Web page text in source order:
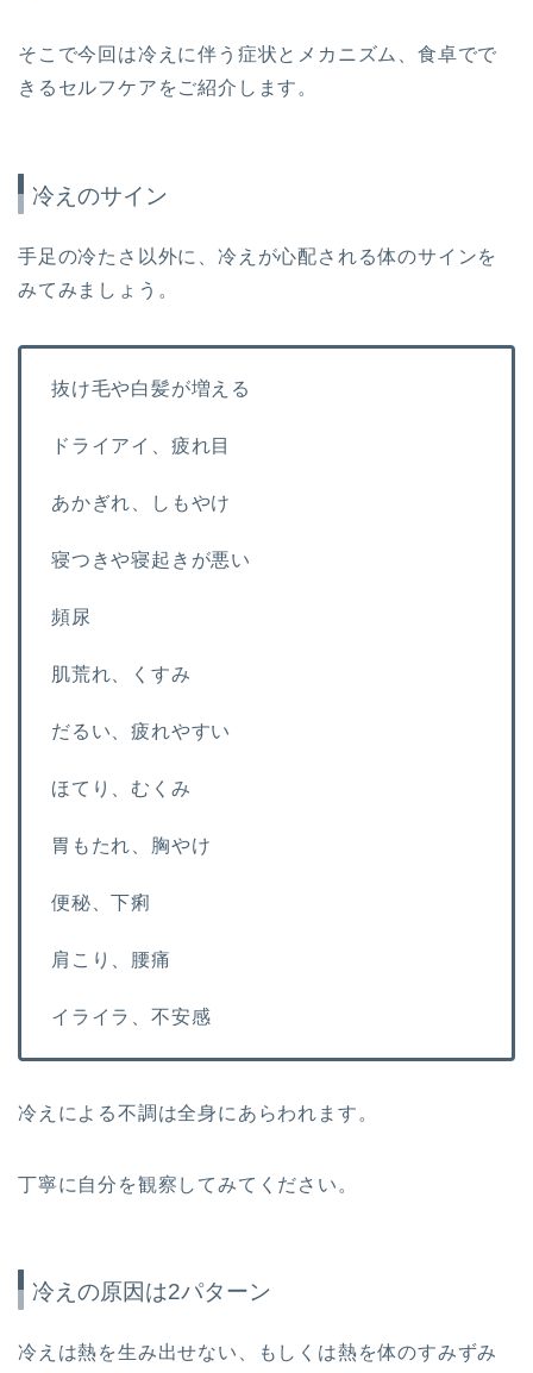
そこで今回は冷えに伴う症状とメカニズム、食卓でで
きるセルフケアをご紹介します。
冷えのサイン
手足の冷たさ以外に、冷えが心配される体のサインを
みてみましょう。
抜け毛や白髪が増える
ドライアイ、疲れ目
あかぎれ、しもやけ
寝つきや寝起きが悪い
頻尿
肌荒れ、くすみ
だるい、疲れやすい
ほてり、むくみ
胃もたれ、胸やけ
便秘、下痢
肩こり、腰痛
イライラ、不安感
冷えによる不調は全身にあらわれます。
丁寧に自分を観察してみてください。
冷えの原因は2パターン
冷えは熱を生み出せない、もしくは熱を体のすみずみ